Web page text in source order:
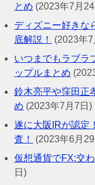
とめ (2023年7月
ディズニー好きな
底解説！
(2023年
いつまでもラブラ
ップルまとめ
鈴木亮平や窪田正
め (2023年7月7日)
遂に大阪IRが認定
査！
(2023年6月
仮想通貨でFX:交
日)